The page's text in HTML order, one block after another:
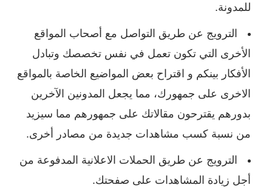
للمدونة.
الترويج عن طريق التواصل مع أصحاب المواقع
الأخرى التي تكون تعمل في نفس تخصصك وتبادل
الأفكار بينكم و اقتراح بعض المواضيع الخاصة بالمواقع
الاخرى على جمهورك، مما يجعل المدونين الآخرين
بدورهم يقترحون مقالاتك على جمهورهم مما سيزيد
من نسبة كسب مشاهدات جديدة من مصادر أخرى.
الترويج عن طريق الحملات الاعلانية المدفوعة من
أجل زيادة المشاهدات على صفحتك.